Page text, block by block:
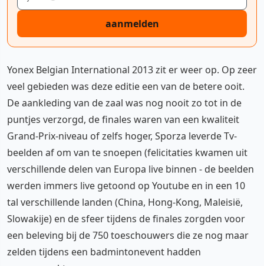
aanmelden
Yonex Belgian International 2013 zit er weer op. Op zeer
veel gebieden was deze editie een van de betere ooit.
De aankleding van de zaal was nog nooit zo tot in de
puntjes verzorgd, de finales waren van een kwaliteit
Grand-Prix-niveau of zelfs hoger, Sporza leverde Tv-
beelden af om van te snoepen (felicitaties kwamen uit
verschillende delen van Europa live binnen - de beelden
werden immers live getoond op Youtube en in een 10
tal verschillende landen (China, Hong-Kong, Maleisië,
Slowakije) en de sfeer tijdens de finales zorgden voor
een beleving bij de 750 toeschouwers die ze nog maar
zelden tijdens een badmintonevent hadden